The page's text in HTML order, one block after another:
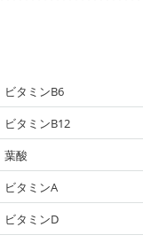
ビタミンB6
ビタミンB12
葉酸
ビタミンA
ビタミンD